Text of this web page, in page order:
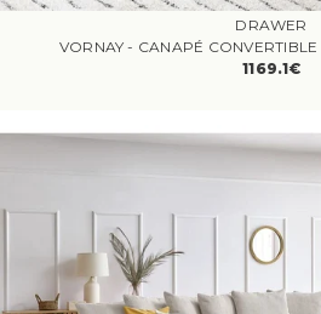
DRAWER
1169.1€